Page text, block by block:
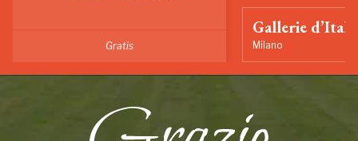
Gratis
Gallerie
Milano